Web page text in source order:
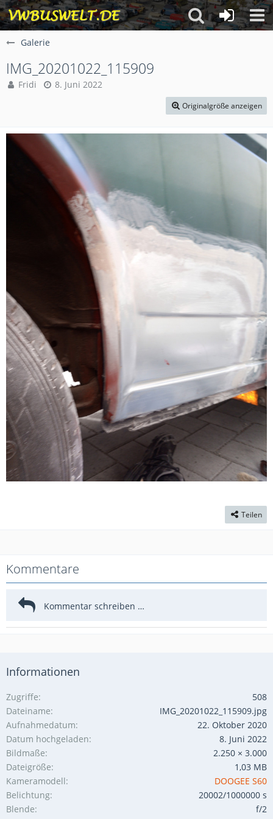
Galerie
IMG_20201022_115909
Fridi 8. Juni 2022
Originalgröße anzeigen
Teilen
Kommentare
Informationen
Zugriffe
508
Dateiname
IMG_20201022_115909.jpg
Aufnahmedatum
22. Oktober 2020
Datum hochgeladen
8. Juni 2022
Bildmaße
2.250 × 3.000
Dateigröße
1,03 MB
Kameramodell
DOOGEE S60
Belichtung
20002/1000000 s
Blende
f/2